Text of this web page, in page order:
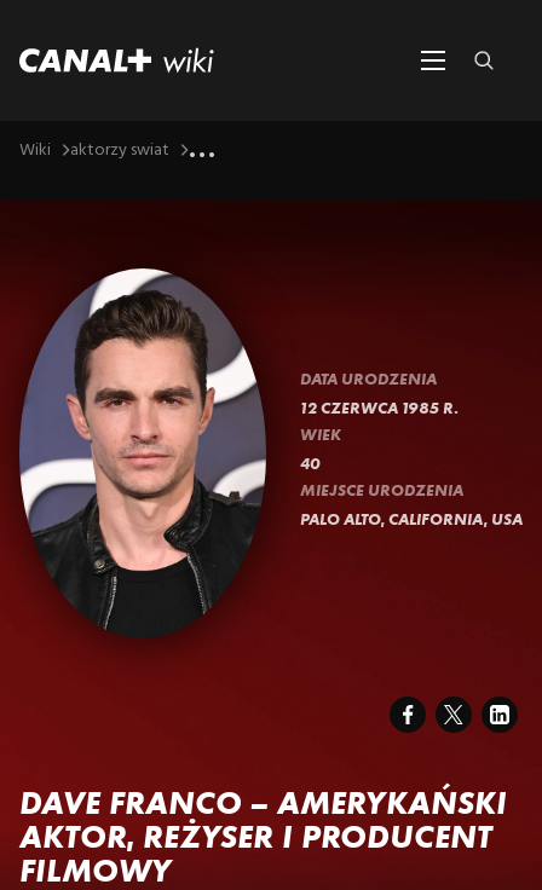
Wiki aktorzy swiat ...
DATA URODZENIA
12 CZERWCA 1985 R.
WIEK
40
MIEJSCE URODZENIA
PALO ALTO, CALIFORNIA, USA
DAVE FRANCO – AMERYKAŃSKI
AKTOR, REŻYSER I PRODUCENT
FILMOWY